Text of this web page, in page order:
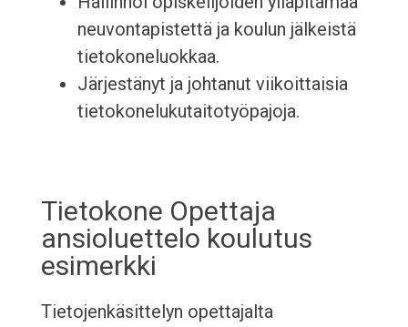
neuvontapistettä ja koulun jälkeistä
tietokoneluokkaa.
Järjestänyt ja johtanut viikoittaisia
tietokonelukutaitotyöpajoja.
Tietokone Opettaja
ansioluettelo koulutus
esimerkki
Tietojenkäsittelyn opettajalta